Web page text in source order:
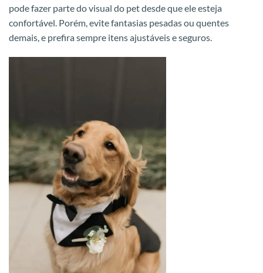
pode fazer parte do visual do pet desde que ele esteja
confortável. Porém, evite fantasias pesadas ou quentes
demais, e prefira sempre itens ajustáveis e seguros.